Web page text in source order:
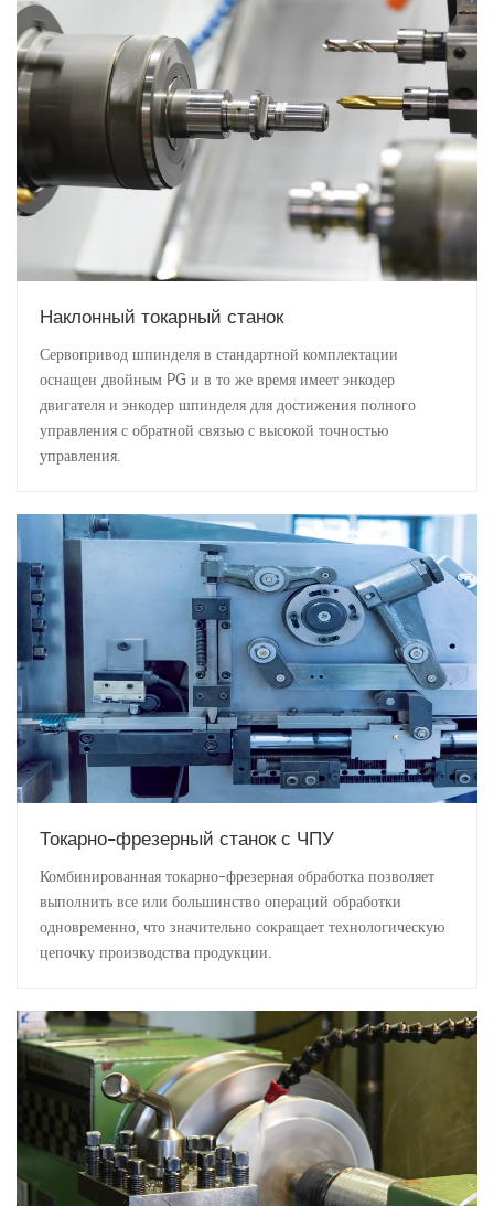
Наклонный токарный станок
Сервопривод шпинделя в стандартной комплектации
оснащен двойным PG и в то же время имеет энкодер
двигателя и энкодер шпинделя для достижения полного
управления с обратной связью с высокой точностью
управления.
Токарно-фрезерный станок с ЧПУ
Комбинированная токарно-фрезерная обработка позволяет
выполнить все или большинство операций обработки
одновременно, что значительно сокращает технологическую
цепочку производства продукции.